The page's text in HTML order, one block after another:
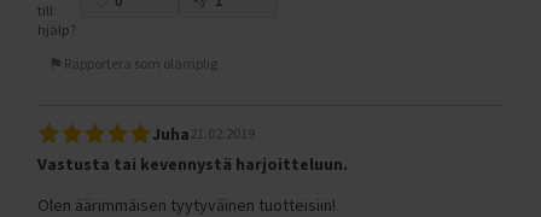
till
hjälp?
Rapportera som olämplig
Juha 21.02.2019
Vastusta tai kevennystä harjoitteluun.
Olen äärimmäisen tyytyväinen tuotteisiin!